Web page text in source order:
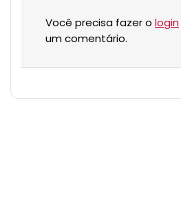
Você precisa fazer o login
um comentário.